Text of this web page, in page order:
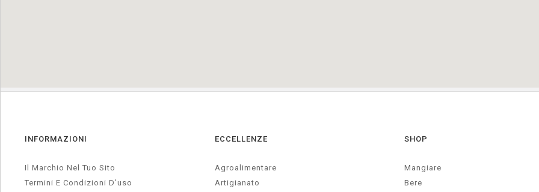
INFORMAZIONI
Il Marchio Nel Tuo Sito
Termini E Condizioni D’uso
ECCELLENZE
Agroalimentare
Artigianato
SHOP
Mangiare
Bere